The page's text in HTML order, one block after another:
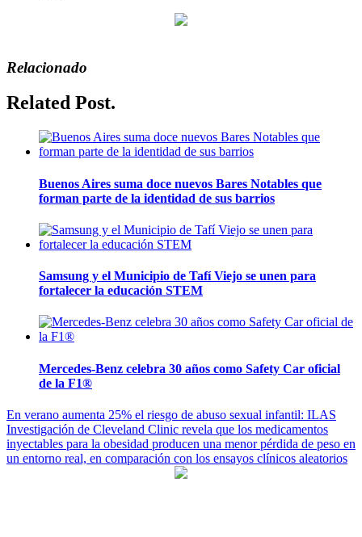
Relacionado
Related Post.
Buenos Aires suma doce nuevos Bares Notables que
forman parte de la identidad de sus barrios
Samsung y el Municipio de Tafí Viejo se unen para
fortalecer la educación STEM
Mercedes-Benz celebra 30 años como Safety Car oficial
de la F1®
Navegación
de
entradas
En verano aumenta 25% el riesgo de abuso sexual infantil: ILAS
Investigación de Cleveland Clinic revela que los medicamentos
inyectables para la obesidad producen una menor pérdida de peso en
un entorno real, en comparación con los ensayos clínicos aleatorios